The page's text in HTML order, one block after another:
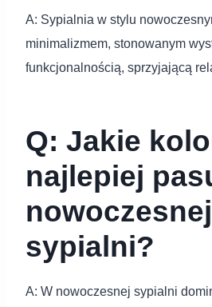
A: Sypialnia w stylu
minimalizmem, stonowanym
funkcjonalnością, sprzyjającą
Q: Jakie
najlepiej
nowoczesnej
sypialni?
A: W nowoczesnej sypialni